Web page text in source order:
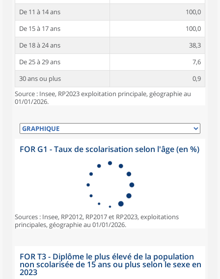
De 11 à 14 ans
100,0
De 15 à 17 ans
100,0
De 18 à 24 ans
38,3
De 25 à 29 ans
7,6
30 ans ou plus
0,9
Source : Insee, RP2023 exploitation principale, géographie au
01/01/2026.
FOR G1 - Taux de scolarisation selon l'âge (en %)
Sources : Insee, RP2012, RP2017 et RP2023, exploitations
principales, géographie au 01/01/2026.
FOR T3 - Diplôme le plus élevé de la population
non scolarisée de 15 ans ou plus selon le sexe en
2023